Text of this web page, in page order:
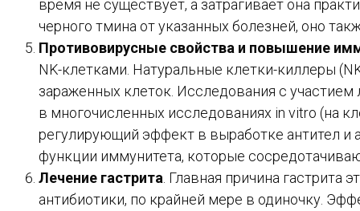
время не существует, а затрагивает она
черного тмина от указанных болезней, оно
Противовирусные свойства и повышение
NK-клетками. Натуральные клетки-киллеры
зараженных клеток. Исследования с
в многочисленных исследованиях in vitro (на
регулирующий эффект в выработке антител и
функции иммунитета, которые
Лечение гастрита . Главная причина
антибиотики, по крайней мере в одиночку.